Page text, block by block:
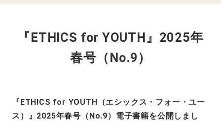
『ETHICS for YOUTH』2025年
春号（No.9）
『ETHICS for YOUTH（エシックス・フォー・ユー
ス）』2025年春号（No.9）電子書籍を公開しまし